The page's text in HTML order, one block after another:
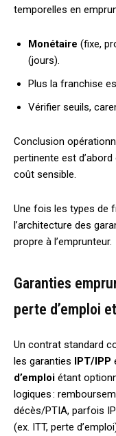
temporelles en
Monétaire (fixe,
(jours).
Plus la franchise
Vérifier seuils,
Conclusion
pertinente est
coût sensible.
Une fois les types de
l’architecture des
propre à l’emprunteur.
Garanties
perte d’emploi
Un contrat standard
les garanties IPT/IPP
d’emploi étant
logiques :
décès/PTIA, parfois
(ex. ITT, perte